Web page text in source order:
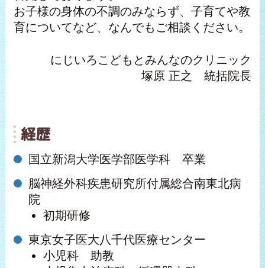
お子様の身体の不調のみならず、子育てや教
育についてなど、なんでもご相談ください。
にじいろこどもとみんなのクリニック
塚原 正之 統括院長
経歴
国立新潟大学医学部医学科 卒業
脳神経外科疾患研究所付属総合南東北病
院
初期研修
東京女子医大八千代医療センター
小児科 助教